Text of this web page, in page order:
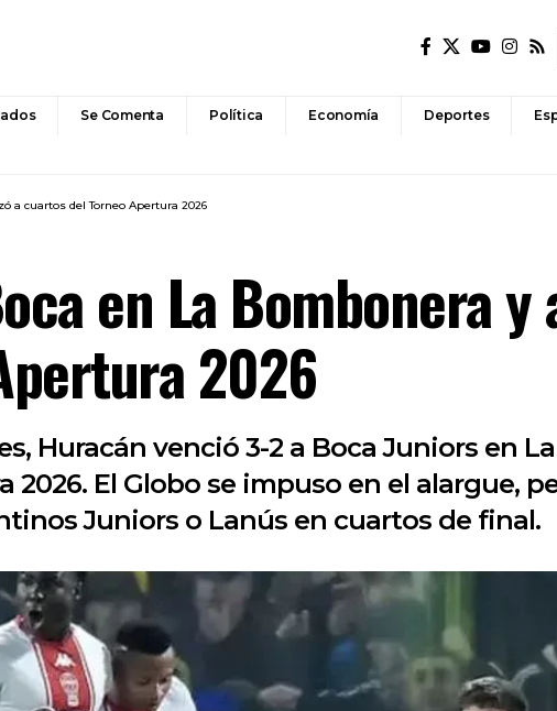
Se Comenta Política Economía Deportes
a cuartos del Torneo Apertura 2026
en La Bombonera y
2026
Huracán venció 3-2 a Boca Juniors en
El Globo se impuso en el alargue,
Juniors o Lanús en cuartos de final.